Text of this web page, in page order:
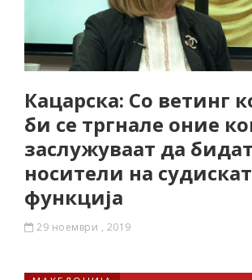
Кацарска: Со ветинг
би се тргнале оние
заслужуваат да бидат
носители на
функција
29 ноември , 2019